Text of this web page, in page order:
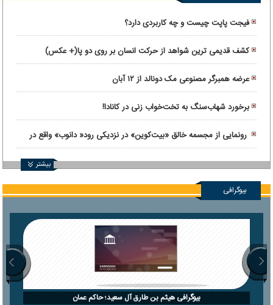
فیجت پاپت چیست و چه کاربردی دارد؟
کشف قدیمی ترین شواهد از حرکت انسان بر روی دو پا(+ عکس)
عرضه همبرگر مصنوعی مک دونالد از ۱۲ آبان
برخورد شهاب‌سنگ به تخت‌خواب زنی در کانادا!
رونمایی از مجسمه خالق «بیت‌کوین» در نزدیکی رود« دانوب» واقع در
بوداپست
بیشتر
بیوگرافی
بیوگرافی هیثم بن طارق آل سعید؛ حاکم عمان